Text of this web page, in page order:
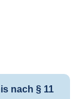
nach § 11